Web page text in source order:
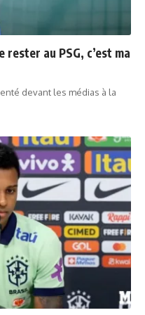
au PSG, c’est ma
devant les médias à la